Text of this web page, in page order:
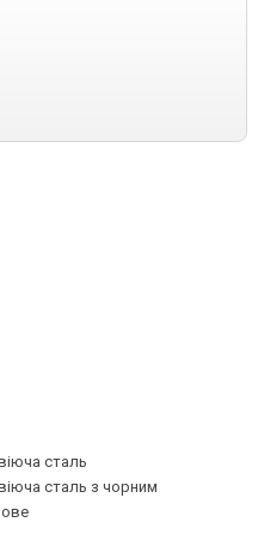
сталь
сталь з чорним